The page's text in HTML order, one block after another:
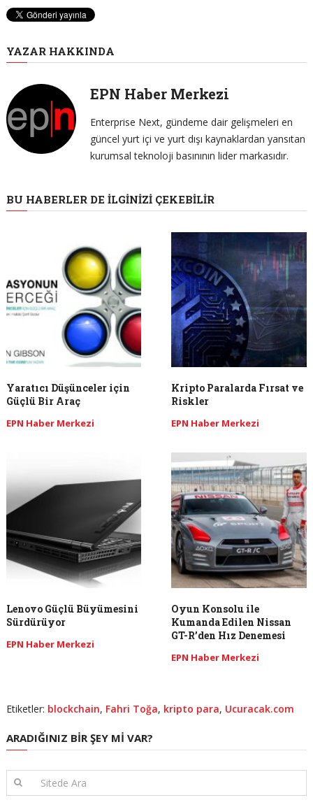
YAZAR HAKKINDA
EPN Haber Merkezi
Enterprise Next, gündeme dair gelişmeleri en
güncel yurt içi ve yurt dışı kaynaklardan yansıtan
kurumsal teknoloji basınının lider markasıdır.
BU HABERLER DE İLGINIZI ÇEKEBILIR
Yaratıcı Düşünceler için
Güçlü Bir Araç
EPN Haber Merkezi
Kripto Paralarda Fırsat ve
Riskler
EPN Haber Merkezi
Lenovo Güçlü Büyümesini
Sürdürüyor
EPN Haber Merkezi
Oyun Konsolu ile
Kumanda Edilen Nissan
GT-R’den Hız Denemesi
EPN Haber Merkezi
Etiketler: blockchain, Fahri Toğa, kripto para, Ucuracak.com
ARADIĞINIZ BIR ŞEY MI VAR?